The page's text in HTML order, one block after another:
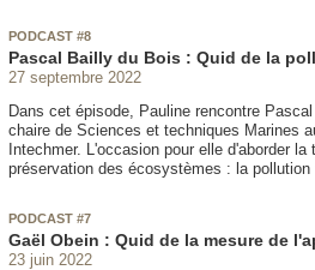
PODCAST #8
Pascal Bailly du Bois : Quid de la
27 septembre 2022
Dans cet épisode, Pauline rencontre
chaire de Sciences et techniques Marines
Intechmer. L'occasion pour elle d'aborder
préservation des écosystèmes : la pollution
PODCAST #7
Gaël Obein : Quid de la mesure de
23 juin 2022